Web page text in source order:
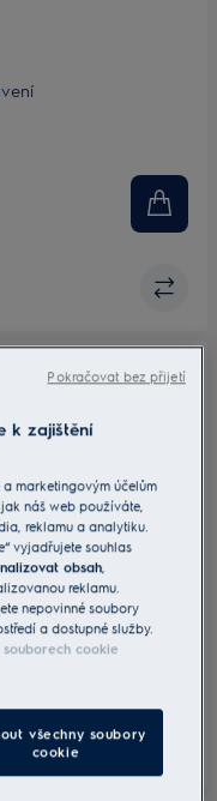
220 mm (z 90 mm
k zajištění
marketingovým účelům
náš web používáte,
reklamu a analytiku.
vyjadřujete souhlas
obsah,
reklamu.
nepovinné soubory
a dostupné služby.
cookie
všechny soubory
cookie
Pokračovat bez přijetí